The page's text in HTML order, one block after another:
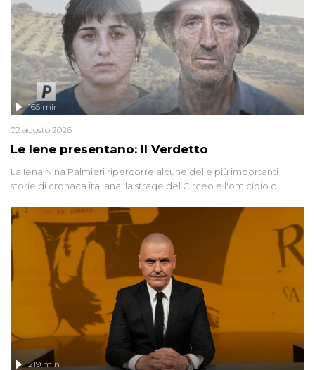
Le Iene presentano: Il Verdetto
165 min
02 agosto 2026
La Iena Nina Palmieri ripercorre alcune delle più importanti
storie di cronaca italiana: la strage del Circeo e l'omicidio di
219 min